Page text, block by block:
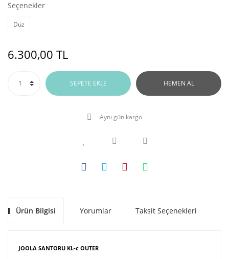
Seçenekler
Düz
6.300,00 TL
SEPETE EKLE HEMEN AL
Aynı gün kargo
Ürün Bilgisi Yorumlar Taksit Seçenekleri
JOOLA SANTORU KL-c OUTER